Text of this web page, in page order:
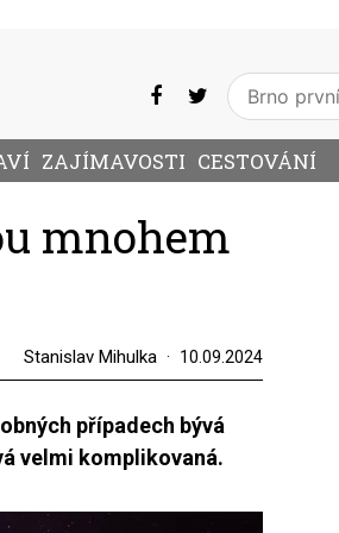
ZAJÍMAVOSTI CESTOVÁNÍ
mnohem
Stanislav Mihulka 10.09.2024
případech bývá
velmi komplikovaná.